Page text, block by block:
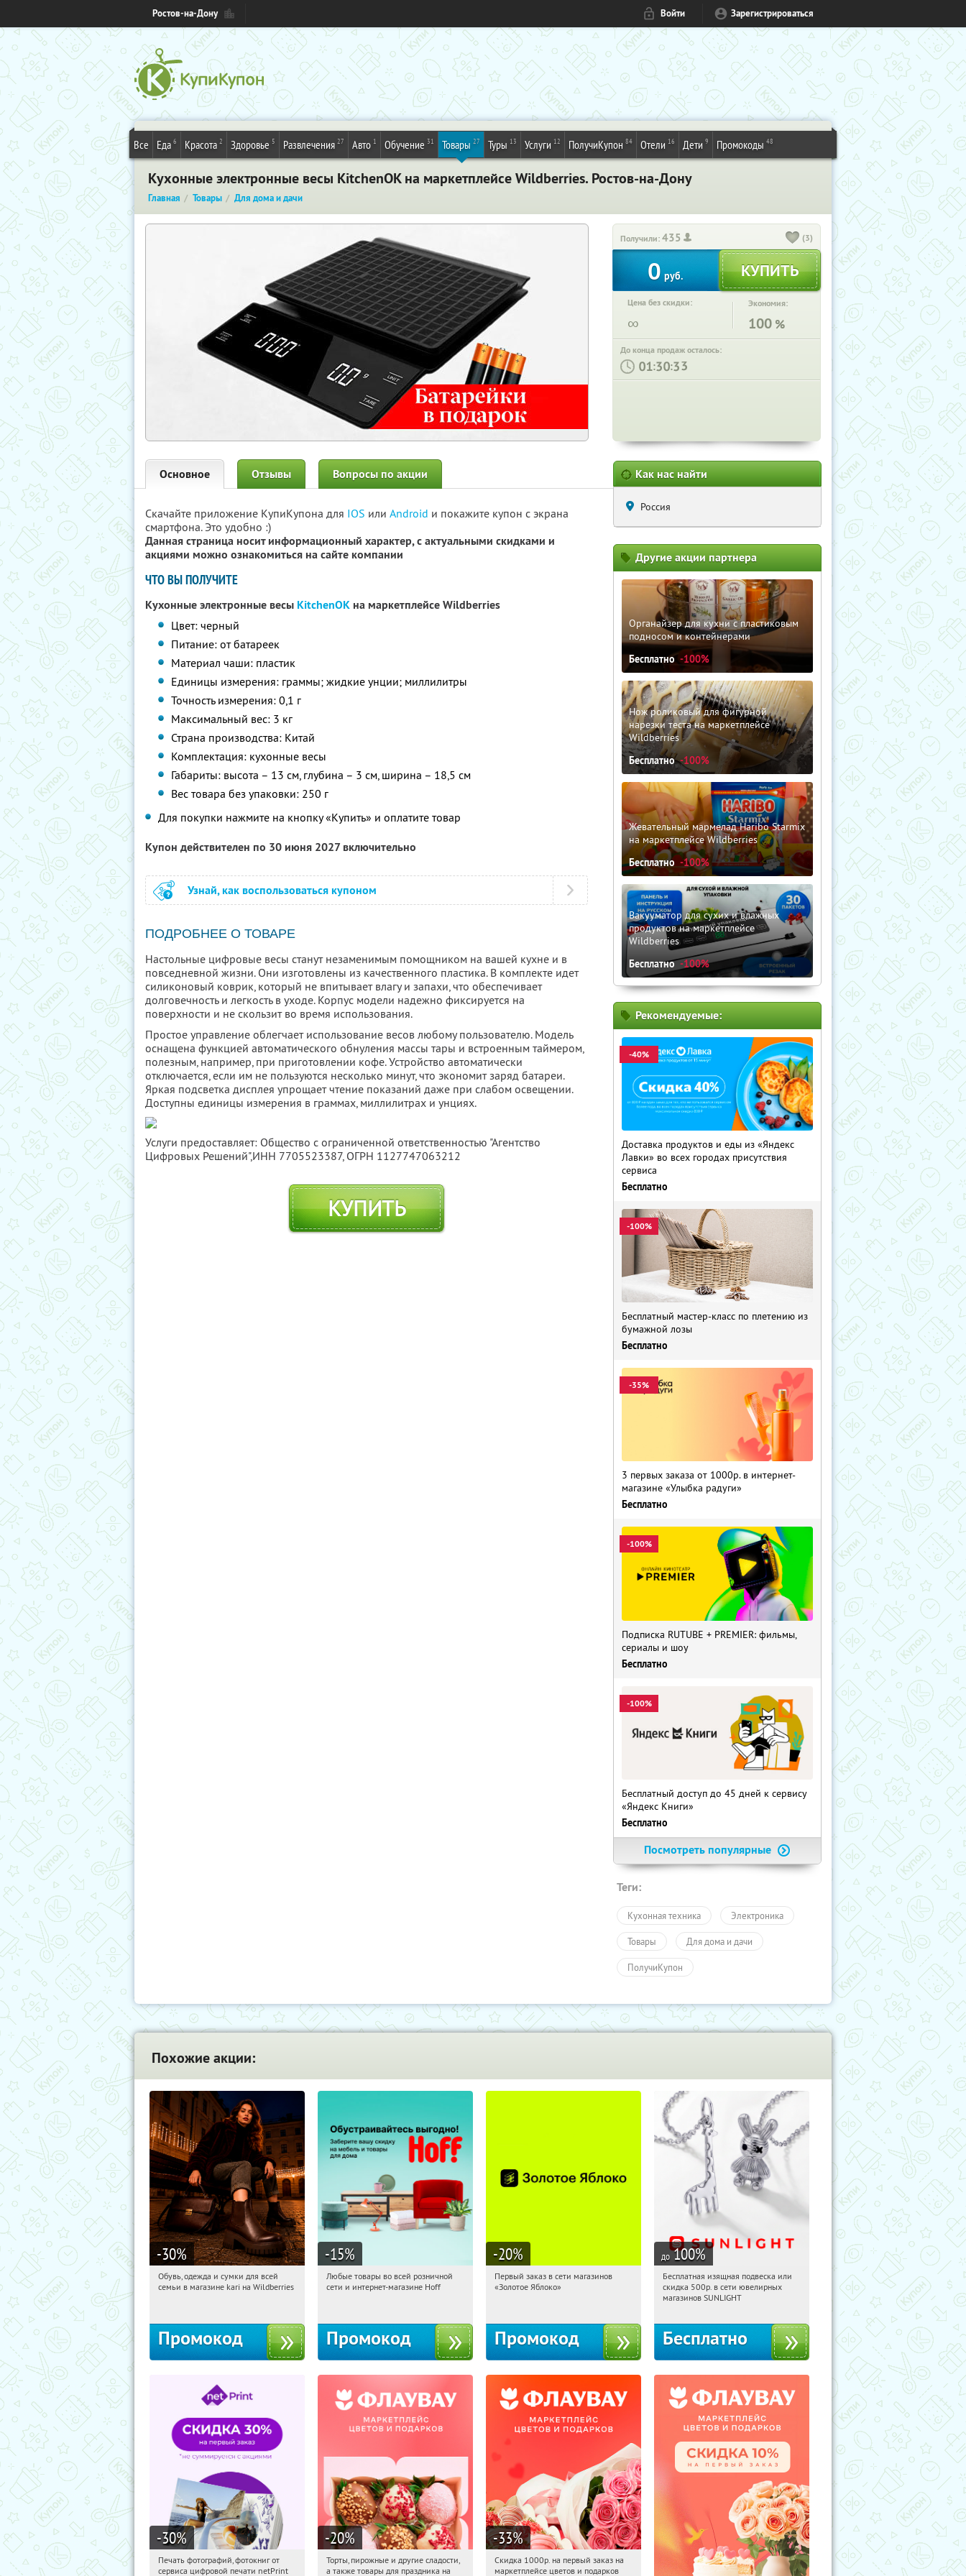
Ростов-на-Дону Войти Зарегистрироваться
Все Еда 6 Красота 2 Здоровье 5 Развлечения 27 Авто 1 Обучение 31 Товары 27 Туры 13 Услуги 12 ПолучиКупон 84 Отели 16 Дети 9 Промокоды 48
Кухонные электронные весы KitchenOK на маркетплейсе Wildberries. Ростов-на-Дону
Главная Товары Для дома и дачи
Получили:435 (3)
0 руб.
Цена без скидки:
∞
Экономия:
100 %
До конца продаж осталось:
: :
Основное Отзывы Вопросы по акции
Скачайте приложение КупиКупона для IOS или Android и покажите купон с экрана
смартфона. Это удобно :)
Данная страница носит информационный характер, с актуальными скидками и
акциями можно ознакомиться на сайте компании
ЧТО ВЫ ПОЛУЧИТЕ
Кухонные электронные весы KitchenOK на маркетплейсе Wildberries
Цвет: черный
Питание: от батареек
Материал чаши: пластик
Единицы измерения: граммы; жидкие унции; миллилитры
Точность измерения: 0,1 г
Максимальный вес: 3 кг
Страна производства: Китай
Комплектация: кухонные весы
Габариты: высота – 13 см, глубина – 3 см, ширина – 18,5 см
Вес товара без упаковки: 250 г
Для покупки нажмите на кнопку «Купить» и оплатите товар
Купон действителен по 30 июня 2027 включительно
Узнай, как воспользоваться купоном
ПОДРОБНЕЕ О ТОВАРЕ
Настольные цифровые весы станут незаменимым помощником на вашей кухне и в
повседневной жизни. Они изготовлены из качественного пластика. В комплекте идет
силиконовый коврик, который не впитывает влагу и запахи, что обеспечивает
долговечность и легкость в уходе. Корпус модели надежно фиксируется на
поверхности и не скользит во время использования.
Простое управление облегчает использование весов любому пользователю. Модель
оснащена функцией автоматического обнуления массы тары и встроенным таймером,
полезным, например, при приготовлении кофе. Устройство автоматически
отключается, если им не пользуются несколько минут, что экономит заряд батареи.
Яркая подсветка дисплея упрощает чтение показаний даже при слабом освещении.
Доступны единицы измерения в граммах, миллилитрах и унциях.
Услуги предоставляет: Общество с ограниченной ответственностью "Агентство
Цифровых Решений",ИНН 7705523387, ОГРН 1127747063212
КУПИТЬ
Как нас найти
Россия
Другие акции партнера
Органайзер для кухни с пластиковым
подносом и контейнерами
Бесплатно -100%
Нож роликовый для фигурной
нарезки теста на маркетплейсе
Wildberries
Бесплатно -100%
Жевательный мармелад Haribo Starmix
на маркетплейсе Wildberries
Бесплатно -100%
Вакууматор для сухих и влажных
продуктов на маркетплейсе
Wildberries
Бесплатно -100%
Рекомендуемые:
-40%
Доставка продуктов и еды из «Яндекс
Лавки» во всех городах присутствия
сервиса
Бесплатно
-100%
Бесплатный мастер-класс по плетению из
бумажной лозы
Бесплатно
-35%
3 первых заказа от 1000р. в интернет-
магазине «Улыбка радуги»
Бесплатно
-100%
Подписка RUTUBE + PREMIER: фильмы,
сериалы и шоу
Бесплатно
-100%
Бесплатный доступ до 45 дней к сервису
«Яндекс Книги»
Бесплатно
Посмотреть популярные
Теги:
Кухонная техника Электроника
Товары Для дома и дачи
ПолучиКупон
Похожие акции:
-30%
04:30:29 Получили:
Обувь, одежда и сумки для всей
семьи в магазине kari на Wildberries
Промокод
-15%
04:30:29 Получили:
Любые товары во всей розничной
сети и интернет-магазине Hoff
Промокод
-20%
04:30:29
Получи первым!
Первый заказ в сети магазинов
«Золотое Яблоко»
Промокод
до 100%
04:30:29 Получили:
Россия
Бесплатная изящная подвеска или
скидка 500р. в сети ювелирных
магазинов SUNLIGHT
Бесплатно
-30%
04:30:29 Получили:
Печать фотографий, фотокниг от
сервиса цифровой печати netPrint
-20%
04:30:29 Получили:
Торты, пирожные и другие сладости,
а также товары для праздника на
-33%
04:30:29 Получили:
Скидка 1000р. на первый заказ на
маркетплейсе цветов и подарков